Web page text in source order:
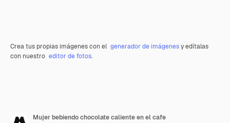
Crea tus propias imágenes con el generador de imágenesy edítalas
con nuestro editor de fotos.
Mujer bebiendo chocolate caliente en el cafe